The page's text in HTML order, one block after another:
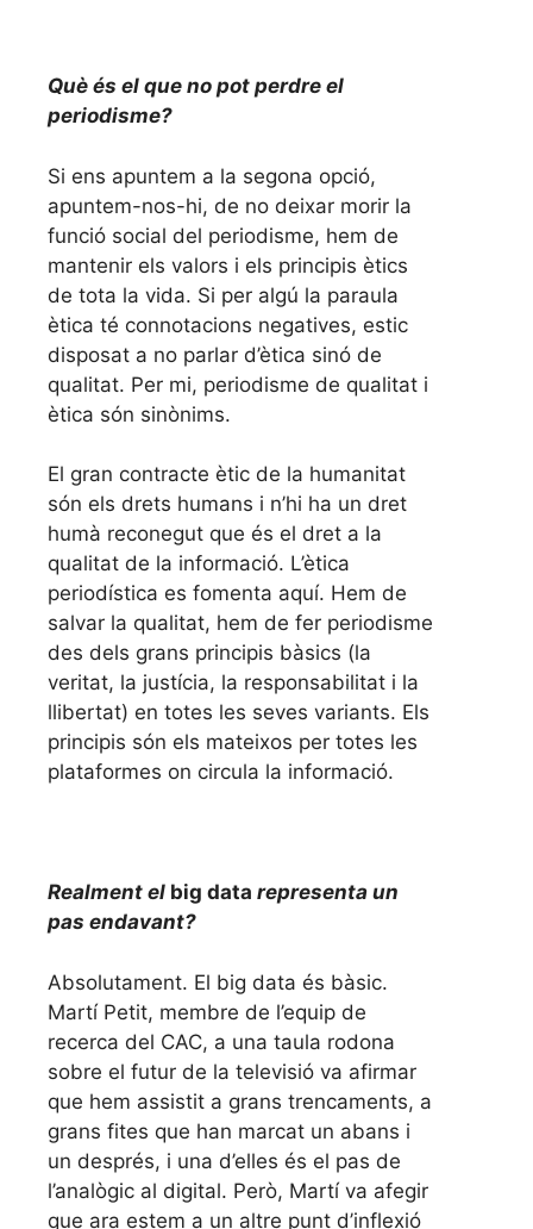
Què és el que no pot perdre el
periodisme?
Si ens apuntem a la segona opció,
apuntem-nos-hi, de no deixar morir la
funció social del periodisme, hem de
mantenir els valors i els principis ètics
de tota la vida. Si per algú la paraula
ètica té connotacions negatives, estic
disposat a no parlar d’ètica sinó de
qualitat. Per mi, periodisme de qualitat i
ètica són sinònims.
El gran contracte ètic de la humanitat
són els drets humans i n’hi ha un dret
humà reconegut que és el dret a la
qualitat de la informació. L’ètica
periodística es fomenta aquí. Hem de
salvar la qualitat, hem de fer periodisme
des dels grans principis bàsics (la
veritat, la justícia, la responsabilitat i la
llibertat) en totes les seves variants. Els
principis són els mateixos per totes les
plataformes on circula la informació.
Realment el big data representa un
pas endavant?
Absolutament. El big data és bàsic.
Martí Petit, membre de l’equip de
recerca del CAC, a una taula rodona
sobre el futur de la televisió va afirmar
que hem assistit a grans trencaments, a
grans fites que han marcat un abans i
un després, i una d’elles és el pas de
l’analògic al digital. Però, Martí va afegir
que ara estem a un altre punt d’inflexió